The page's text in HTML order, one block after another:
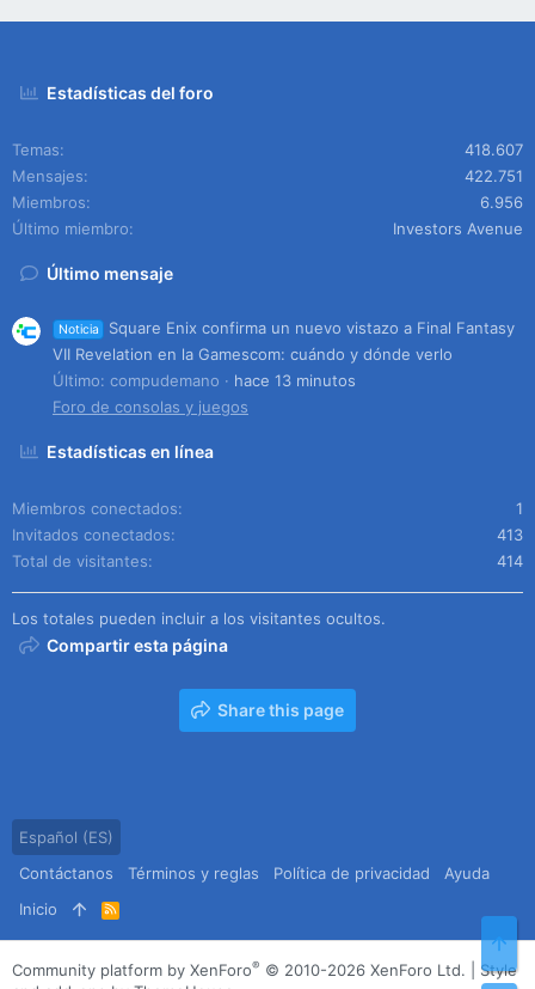
Estadísticas del foro
Temas
418.607
Mensajes
422.751
Miembros
6.956
Último miembro
Investors Avenue
Último mensaje
Noticia
Square Enix confirma un nuevo vistazo a Final Fantasy
VII Revelation en la Gamescom: cuándo y dónde verlo
Último: compudemano
hace 13 minutos
Foro de consolas y juegos
Estadísticas en línea
Miembros conectados
1
Invitados conectados
413
Total de visitantes
414
Los totales pueden incluir a los visitantes ocultos.
Compartir esta página
Share this page
Español (ES)
Contáctanos
Términos y reglas Política de privacidad
Ayuda
Inicio
R
S
S
Community platform by XenForo® © 2010-2026 XenForo Ltd.
Style